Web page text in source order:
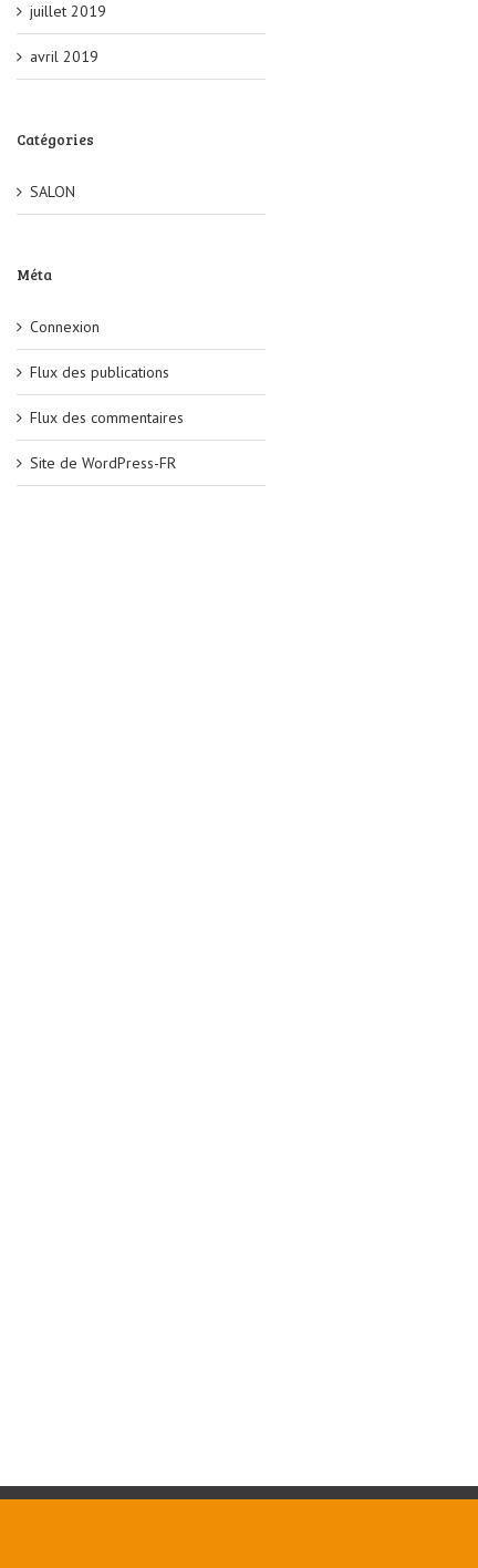
juillet 2019
avril 2019
Catégories
SALON
Méta
Connexion
Flux des publications
Flux des commentaires
Site de WordPress-FR